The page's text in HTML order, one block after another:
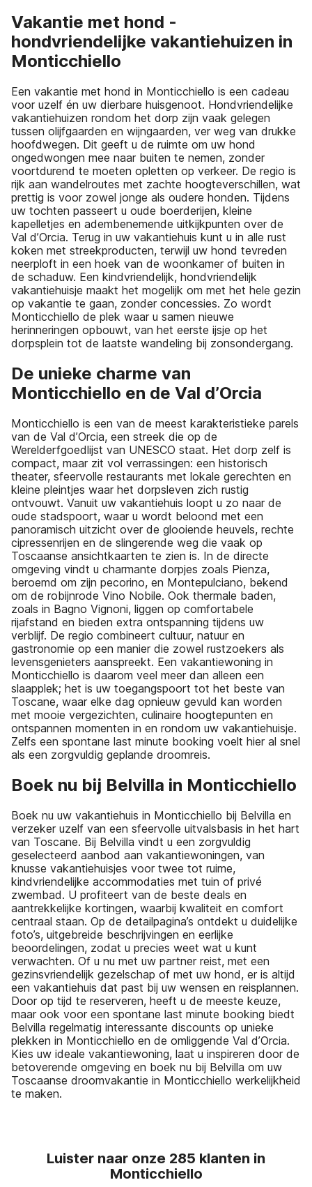
Vakantie met hond -
hondvriendelijke vakantiehuizen in
Monticchiello
Een vakantie met hond in Monticchiello is een cadeau
voor uzelf én uw dierbare huisgenoot. Hondvriendelijke
vakantiehuizen rondom het dorp zijn vaak gelegen
tussen olijfgaarden en wijngaarden, ver weg van drukke
hoofdwegen. Dit geeft u de ruimte om uw hond
ongedwongen mee naar buiten te nemen, zonder
voortdurend te moeten opletten op verkeer. De regio is
rijk aan wandelroutes met zachte hoogteverschillen, wat
prettig is voor zowel jonge als oudere honden. Tijdens
uw tochten passeert u oude boerderijen, kleine
kapelletjes en adembenemende uitkijkpunten over de
Val d’Orcia. Terug in uw vakantiehuis kunt u in alle rust
koken met streekproducten, terwijl uw hond tevreden
neerploft in een hoek van de woonkamer of buiten in
de schaduw. Een kindvriendelijk, hondvriendelijk
vakantiehuisje maakt het mogelijk om met het hele gezin
op vakantie te gaan, zonder concessies. Zo wordt
Monticchiello de plek waar u samen nieuwe
herinneringen opbouwt, van het eerste ijsje op het
dorpsplein tot de laatste wandeling bij zonsondergang.
De unieke charme van
Monticchiello en de Val d’Orcia
Monticchiello is een van de meest karakteristieke parels
van de Val d’Orcia, een streek die op de
Werelderfgoedlijst van UNESCO staat. Het dorp zelf is
compact, maar zit vol verrassingen: een historisch
theater, sfeervolle restaurants met lokale gerechten en
kleine pleintjes waar het dorpsleven zich rustig
ontvouwt. Vanuit uw vakantiehuis loopt u zo naar de
oude stadspoort, waar u wordt beloond met een
panoramisch uitzicht over de glooiende heuvels, rechte
cipressenrijen en de slingerende weg die vaak op
Toscaanse ansichtkaarten te zien is. In de directe
omgeving vindt u charmante dorpjes zoals Pienza,
beroemd om zijn pecorino, en Montepulciano, bekend
om de robijnrode Vino Nobile. Ook thermale baden,
zoals in Bagno Vignoni, liggen op comfortabele
rijafstand en bieden extra ontspanning tijdens uw
verblijf. De regio combineert cultuur, natuur en
gastronomie op een manier die zowel rustzoekers als
levensgenieters aanspreekt. Een vakantiewoning in
Monticchiello is daarom veel meer dan alleen een
slaapplek; het is uw toegangspoort tot het beste van
Toscane, waar elke dag opnieuw gevuld kan worden
met mooie vergezichten, culinaire hoogtepunten en
ontspannen momenten in en rondom uw vakantiehuisje.
Zelfs een spontane last minute booking voelt hier al snel
als een zorgvuldig geplande droomreis.
Boek nu bij Belvilla in Monticchiello
Boek nu uw vakantiehuis in Monticchiello bij Belvilla en
verzeker uzelf van een sfeervolle uitvalsbasis in het hart
van Toscane. Bij Belvilla vindt u een zorgvuldig
geselecteerd aanbod aan vakantiewoningen, van
knusse vakantiehuisjes voor twee tot ruime,
kindvriendelijke accommodaties met tuin of privé
zwembad. U profiteert van de beste deals en
aantrekkelijke kortingen, waarbij kwaliteit en comfort
centraal staan. Op de detailpagina’s ontdekt u duidelijke
foto’s, uitgebreide beschrijvingen en eerlijke
beoordelingen, zodat u precies weet wat u kunt
verwachten. Of u nu met uw partner reist, met een
gezinsvriendelijk gezelschap of met uw hond, er is altijd
een vakantiehuis dat past bij uw wensen en reisplannen.
Door op tijd te reserveren, heeft u de meeste keuze,
maar ook voor een spontane last minute booking biedt
Belvilla regelmatig interessante discounts op unieke
plekken in Monticchiello en de omliggende Val d’Orcia.
Kies uw ideale vakantiewoning, laat u inspireren door de
betoverende omgeving en boek nu bij Belvilla om uw
Toscaanse droomvakantie in Monticchiello werkelijkheid
te maken.
Luister naar onze 285 klanten in
Monticchiello